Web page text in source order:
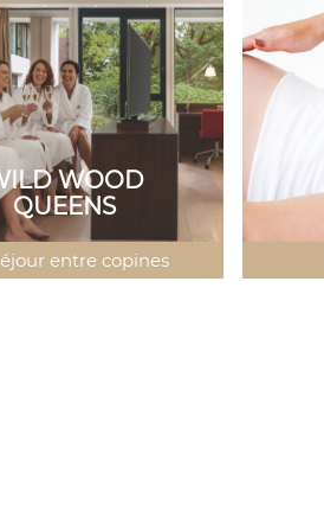
WOOD
QUEENS
entre copines